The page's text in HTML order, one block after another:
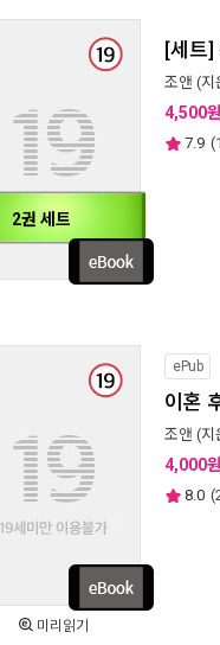
2권 세트
[세트
조앤 (지
4,500원
7.9 (
미리읽기
ePub
이혼
조앤 (지
4,000원
8.0 (